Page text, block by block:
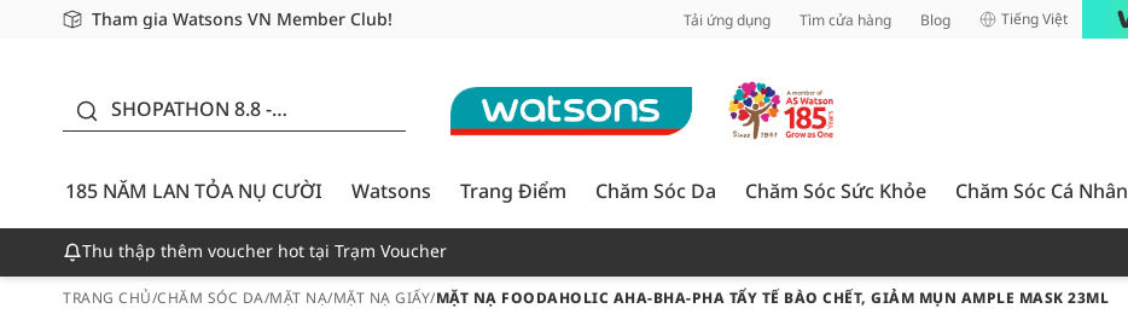
Tham gia Watsons VN Member Club!
Miễn phí giao hàng cho đơn hàng từ 249,000Đ
Giao hàng nhanh 24h - Áp dụng khu vực TP. Hồ Chí Minh Tải ứng dụng Tìm cửa hàng Blog Tiếng Việt
SHOPATHON 8.8 -
CƯỜI - GIẢM ĐẾN
50%
185 NĂM LAN TỎA NỤ CƯỜI
Watsons Trang Điểm Chăm Sóc Da Chăm Sóc Sức Khỏe Chăm Sóc Cá Nhân
Thu thập thêm voucher hot tại Trạm Voucher
TRANG CHỦ/CHĂM SÓC DA/MẶT NẠ/MẶT NẠ GIẤY/MẶT NẠ FOODAHOLIC AHA-BHA-PHA TẨY TẾ BÀO CHẾT, GIẢM MỤN AMPLE MASK 23ML